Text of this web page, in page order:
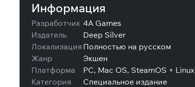
Информация
Разработчик 4A Games
Издатель
Deep Silver
Локализация Полностью на русском
Жанр
Экшен
Платформа
PC, Mac OS, SteamOS + Linux
Категория
Специальное издание